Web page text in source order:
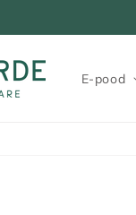
E-pood